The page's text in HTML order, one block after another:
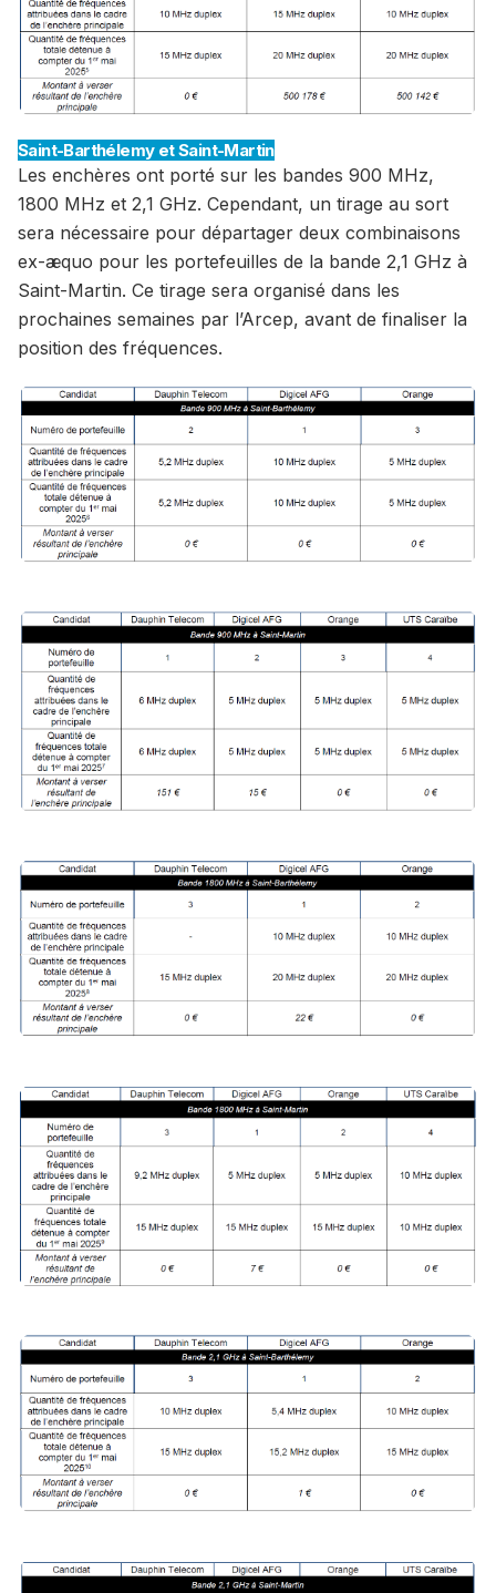
Saint-Barthélemy et Saint-Martin
Les enchères ont porté sur les bandes 900 MHz,
1800 MHz et 2,1 GHz. Cependant, un tirage au sort
sera nécessaire pour départager deux combinaisons
ex-æquo pour les portefeuilles de la bande 2,1 GHz à
Saint-Martin. Ce tirage sera organisé dans les
prochaines semaines par l’Arcep, avant de finaliser la
position des fréquences.